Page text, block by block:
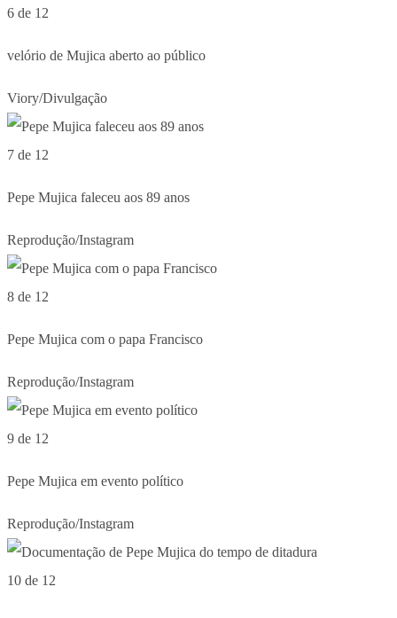
6 de 12
velório de Mujica aberto ao público
Viory/Divulgação
7 de 12
Pepe Mujica faleceu aos 89 anos
Reprodução/Instagram
8 de 12
Pepe Mujica com o papa Francisco
Reprodução/Instagram
9 de 12
Pepe Mujica em evento político
Reprodução/Instagram
10 de 12